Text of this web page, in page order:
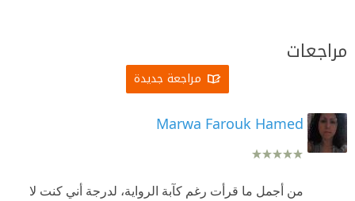
مراجعات
مراجعة جديدة
Marwa Farouk Hamed
من أجمل ما قرأت رغم كآبة الرواية، لدرجة أني كنت لا